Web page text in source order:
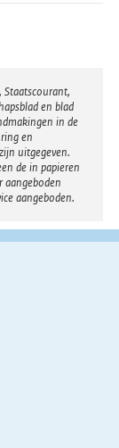
Staatscourant,
en blad
in de
en
uitgegeven.
de in papieren
aangeboden
aangeboden.